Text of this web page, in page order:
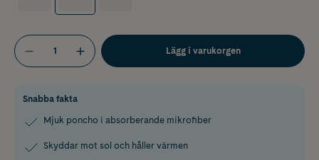
Lägg i varukorgen
Snabba fakta
Mjuk poncho i absorberande mikrofiber
Skyddar mot sol och håller värmen